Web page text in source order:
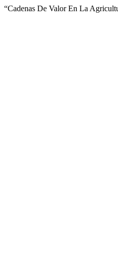
“Cadenas De Valor En La